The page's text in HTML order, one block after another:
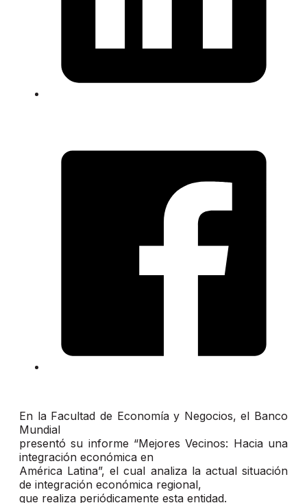
En la Facultad de Economía y Negocios, el Banco
Mundial
presentó su informe “Mejores Vecinos: Hacia una
integración económica en
América Latina”, el cual analiza la actual situación
de integración económica regional,
que realiza periódicamente esta entidad.